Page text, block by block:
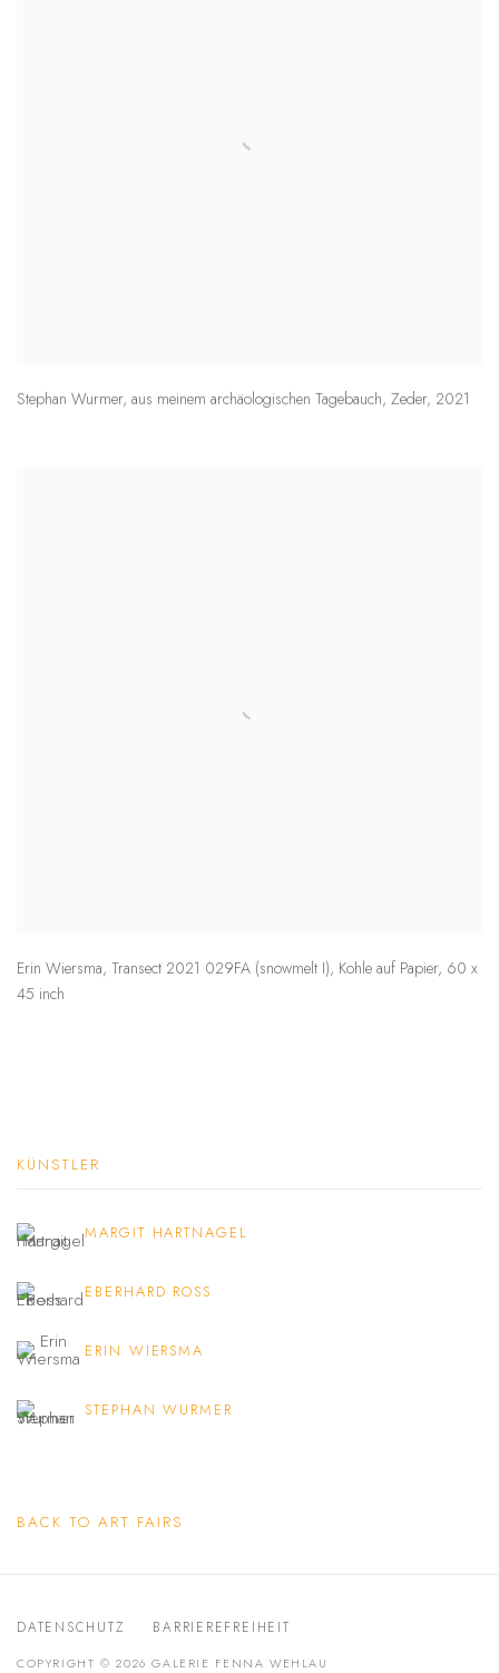
Stephan Wurmer, aus meinem archäologischen Tagebauch, Zeder, 2021
Erin Wiersma, Transect 2021 029FA (snowmelt I), Kohle auf Papier, 60 x
45 inch
KÜNSTLER
MARGIT HARTNAGEL
EBERHARD ROSS
ERIN WIERSMA
STEPHAN WURMER
BACK TO ART FAIRS
DATENSCHUTZ BARRIEREFREIHEIT
COPYRIGHT © 2026 GALERIE FENNA WEHLAU